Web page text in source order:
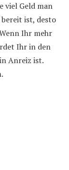
viel Geld man
bereit ist, desto
Ihr mehr
Ihr in den
Anreiz ist.